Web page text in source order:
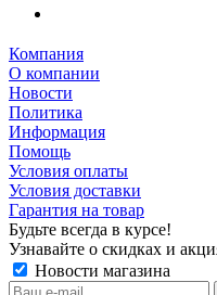
Компания
О компании
Новости
Политика
Информация
Помощь
Условия оплаты
Условия доставки
Гарантия на товар
Будьте всегда в курсе!
Узнавайте о скидках и
Новости магазина